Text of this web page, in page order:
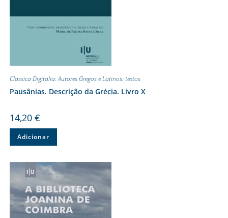
Classica Digitalia: Autores Gregos e Latinos: textos
Pausânias. Descrição da Grécia. Livro X
14,20 €
Adicionar